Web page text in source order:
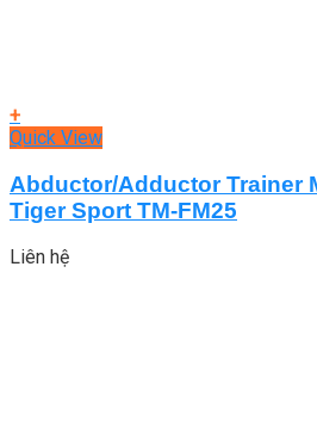
+
Quick View
Abductor/Adductor Trainer
Tiger Sport TM-FM25
Liên hệ